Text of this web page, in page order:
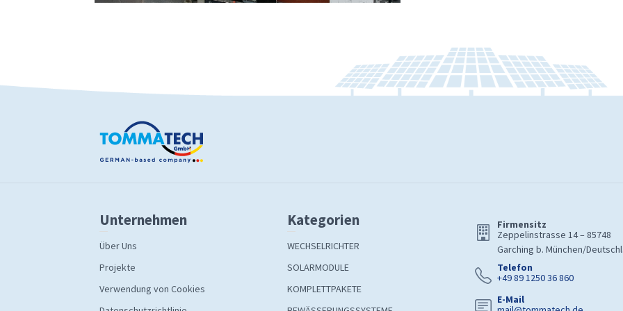
Unternehmen
Über Uns
Projekte
Verwendung von Cookies
Kategorien
WECHSELRICHTER
SOLARMODULE
KOMPLETTPAKETE
Firmensitz
Zeppelinstrasse 14 – 85748
Garching b. München/
Telefon
+49 89 1250 36 860
E-Mail